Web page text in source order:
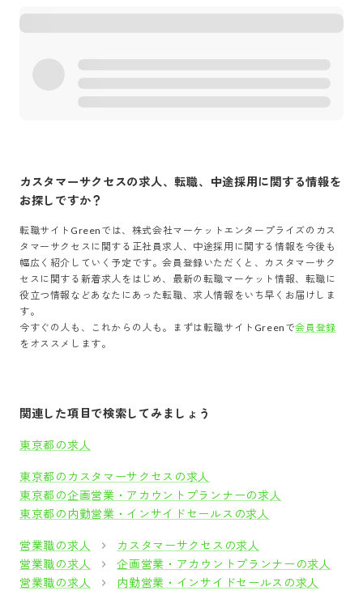
カスタマーサクセスの求人、転職、中途採用に関する情報を
お探しですか？
転職サイトGreenでは、 株式会社マーケットエンタープライズの カス
タマーサクセス に関する正社員求人、中途採用に関する情報を今後も
幅広く紹介していく予定です。会員登録いただくと、
カスタマーサク
セス に関する新着求人をはじめ、最新の転職マーケット情報、転職に
役立つ情報などあなたにあった転職、求人情報をいち早くお届けしま
す。
今すぐの人も、これからの人も。まずは転職サイトGreenで会員登録
をオススメします。
関連した項目で検索してみましょう
東京都の求人
東京都のカスタマーサクセスの求人
東京都の企画営業・アカウントプランナーの求人
東京都の内勤営業・インサイドセールスの求人
営業職の求人
カスタマーサクセスの求人
営業職の求人
企画営業・アカウントプランナーの求人
営業職の求人
内勤営業・インサイドセールスの求人